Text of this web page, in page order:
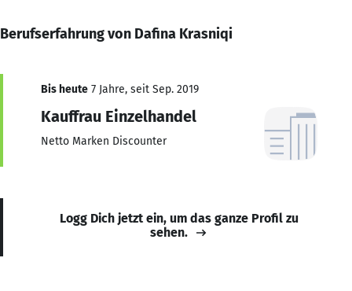
Berufserfahrung von Dafina Krasniqi
Bis heute 7 Jahre, seit Sep. 2019
Kauffrau Einzelhandel
Netto Marken Discounter
Logg Dich jetzt ein, um das ganze Profil zu
sehen.